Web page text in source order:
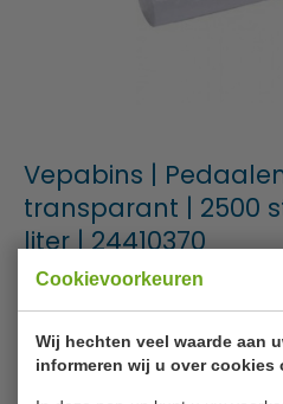
Cookievoorkeuren
Wij hechten veel waarde aan
informeren wij u over cookies
Vepabins |
transparant | 2500
liter | 24410370
Artikelnummer